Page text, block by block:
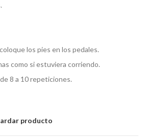
los pies en los pedales.
como si estuviera corriendo.
8 a 10 repeticiones.
producto